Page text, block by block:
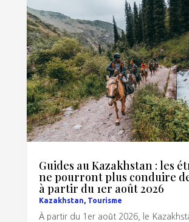
Guides au Kazakhstan : les
ne pourront plus conduire
à partir du 1er août 2026
Kazakhstan, Tourisme
À partir du 1er août 2026, le